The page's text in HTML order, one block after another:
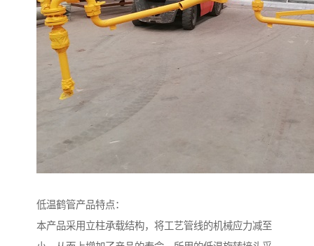
低温鹤管产品特点：
本产品采用立柱承载结构，将工艺管线的机械应力减至